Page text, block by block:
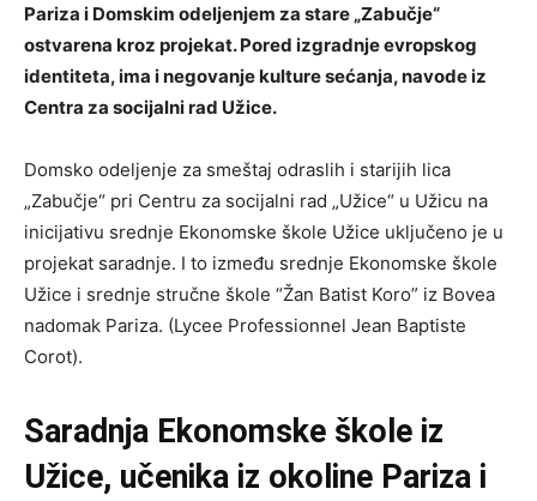
Pariza i Domskim odeljenjem za stare „Zabučje“
ostvarena kroz projekat. Pored izgradnje evropskog
identiteta, ima i negovanje kulture sećanja, navode iz
Centra za socijalni rad Užice.
Domsko odeljenje za smeštaj odraslih i starijih lica
„Zabučje“ pri Centru za socijalni rad „Užice“ u Užicu na
inicijativu srednje Ekonomske škole Užice uključeno je u
projekat saradnje. I to između srednje Ekonomske škole
Užice i srednje stručne škole “Žan Batist Koro” iz Bovea
nadomak Pariza. (Lycee Professionnel Jean Baptiste
Corot).
Saradnja Ekonomske škole iz
Užice, učenika iz okoline Pariza i